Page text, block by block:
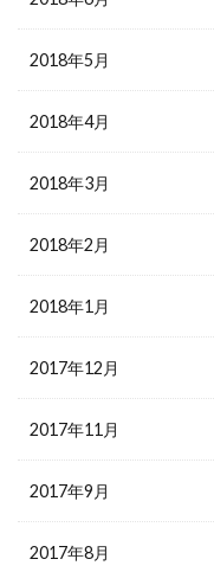
2018年5月
2018年4月
2018年3月
2018年2月
2018年1月
2017年12月
2017年11月
2017年9月
2017年8月